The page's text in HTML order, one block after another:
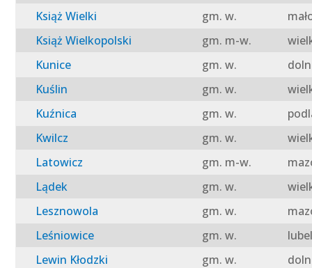
Książ Wielki
gm. w.
Książ Wielkopolski
gm. m-w.
Kunice
gm. w.
Kuślin
gm. w.
Kuźnica
gm. w.
Kwilcz
gm. w.
Latowicz
gm. m-w.
Lądek
gm. w.
Lesznowola
gm. w.
Leśniowice
gm. w.
Lewin Kłodzki
gm. w.